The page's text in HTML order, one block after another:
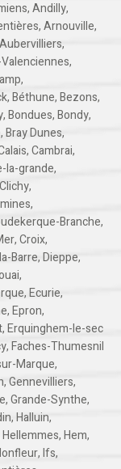
,Andilly,
,Arnouville,
Aubervilliers,
,
,
,Béthune,Bezons,
,Bondues,Bondy,
,Bray Dunes,
,Cambrai,
la-grande,
Clichy,
,
Branche,
,Croix,
Barre,Dieppe,
,
,Ecurie,
,Epron,
,Erquinghem-le-sec
,Faches-Thumesnil
Marque,
,Gennevilliers,
,Grande-Synthe,
,Halluin,
Hellemmes,Hem,
,Ifs,